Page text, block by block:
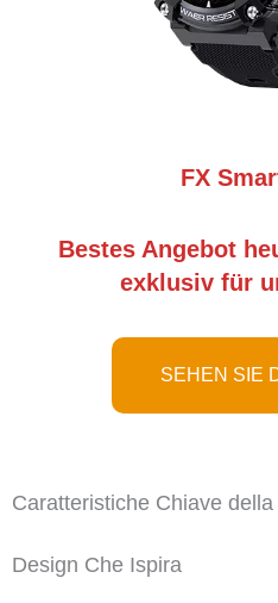
FX
Bestes Angebot
exklusiv für
SEHEN SIE
Caratteristiche Chiave
Design Che Ispira